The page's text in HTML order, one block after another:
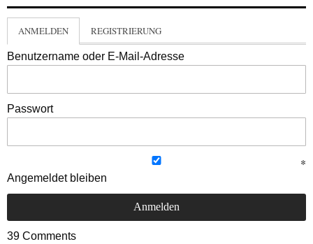
ANMELDEN REGISTRIERUNG
Benutzername oder E-Mail-Adresse
Passwort
Angemeldet bleiben
39 Comments